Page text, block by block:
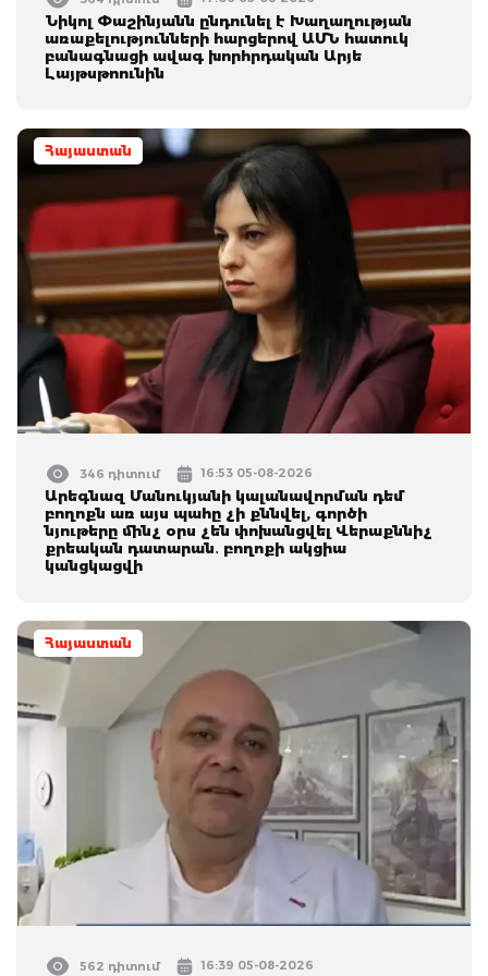
Նիկոլ Փաշինյանն ընդունել է Խաղաղության
առաքելությունների հարցերով ԱՄՆ հատուկ
բանագնացի ավագ խորհրդական Արյե
Լայթսթոունին
Հայաստան
346 դիտում 16:53 05-08-2026
Արեգնազ Մանուկյանի կալանավորման դեմ
բողոքն առ այս պահը չի քննվել, գործի
նյութերը մինչ օրս չեն փոխանցվել Վերաքննիչ
քրեական դատարան․ բողոքի ակցիա
կանցկացվի
Հայաստան
562 դիտում 16:39 05-08-2026